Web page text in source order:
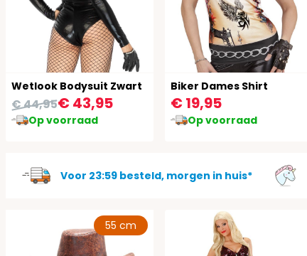
Wetlook Bodysuit Zwart
€ 43,95
€ 44,95
Op voorraad
Biker Dames Shirt
€ 19,95
Op voorraad
Voor 23:59 besteld, morgen in huis*
55 cm